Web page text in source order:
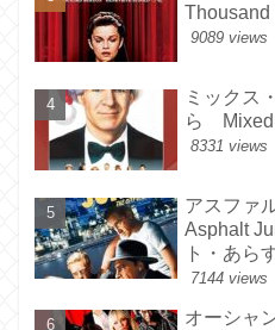
9089 views
ミックス
ら
8331 views
アスファ
Asphalt
ト・あら
7144 views
オーシャ